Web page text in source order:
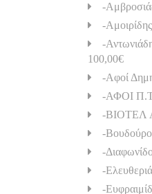
-
-
-
100,00€
-Αφοί
-ΑΦΟΙ
-ΒΙΟΤΕΛ
-
-
-
-